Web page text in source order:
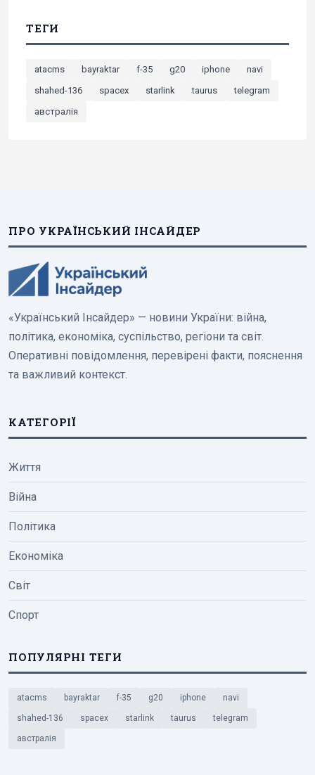
ТЕГИ
atacms bayraktar f-35 g20 iphone
navi
shahed-136
spacex starlink taurus
telegram
австралія
ПРО УКРАЇНСЬКИЙ ІНСАЙДЕР
«Український Інсайдер» — новини України: війна,
політика, економіка, суспільство, регіони та світ.
Оперативні повідомлення, перевірені факти, пояснення
та важливий контекст.
КАТЕГОРІЇ
Життя
Війна
Політика
Економіка
Світ
Спорт
ПОПУЛЯРНІ ТЕГИ
atacms bayraktar f-35 g20 iphone navi
shahed-136 spacex starlink taurus telegram
австралія